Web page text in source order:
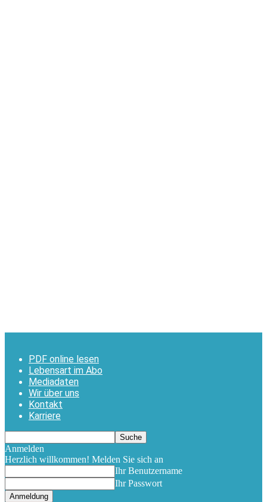
PDF online lesen
Lebensart im Abo
Mediadaten
Wir über uns
Kontakt
Karriere
Anmelden
Herzlich willkommen! Melden Sie sich an
Ihr Benutzername
Ihr Passwort